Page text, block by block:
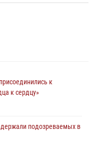
к
к сердцу»
подозреваемых в